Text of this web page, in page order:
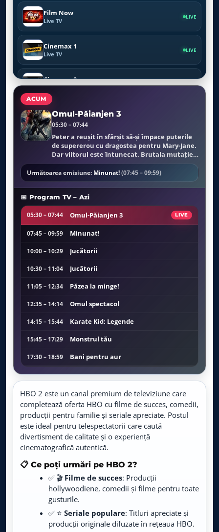
Film Now
Live TV
LIVE
Cinemax 1
Live TV
LIVE
Cinemax 2
Live TV
SkyShowtime 1
Live TV
SkyShowtime 2
Live TV
LIVE
Pro Cinema
Live TV
LIVE
Acasa TV LIVE
Live TV
Live TV
Live TV
Live TV
DIVA LIVE
AXN
Live TV
LIVE
AXN Black
Live TV
AXN White
Live TV
AXN Spin LIVE
ACUM
Omul-Păianjen 3
05:30 – 07:44
Peter a reuşit în sfârşit să-şi împace puterile
de supererou cu dragostea pentru Mary-Jane.
Dar viitorul este întunecat. Brutala mutaţie a
costumului său, care devine negru, îi schimbă
puterile şi personalitatea.
Următoarea emisiune: Minunat!(07:45 – 09:59)
📅 Program TV – Azi
05:30 – 07:44 Omul-Păianjen 3 LIVE
07:45 – 09:59 Minunat!
10:00 – 10:29 Jucătorii
10:30 – 11:04 Jucătorii
11:05 – 12:34 Păzea la minge!
12:35 – 14:14 Omul spectacol
14:15 – 15:44 Karate Kid: Legende
15:45 – 17:29 Monstrul tău
17:30 – 18:59 Bani pentru aur
19:00 – 21:14 N-am avut de ales
21:15 – 22:49 Cățeaua-de-noapte
22:50 – 00:54 The Accountant: Cifre periculoase
00:55 – 02:59 Nu!
03:00 – 04:00 Sam Jay: Salută-mă sau împușcă-mă!
HBO 2 este un canal premium de televiziune care
completează oferta HBO cu filme de succes, comedii,
producții pentru familie și seriale apreciate. Postul
este ideal pentru telespectatorii care caută
divertisment de calitate și o experiență
cinematografică autentică.
📋 Ce poți urmări pe HBO 2?
✅ 🎬 Filme de succes: Producții
hollywoodiene, comedii și filme pentru toate
gusturile.
✅ ⭐ Seriale populare: Titluri apreciate și
producții originale difuzate în rețeaua HBO.